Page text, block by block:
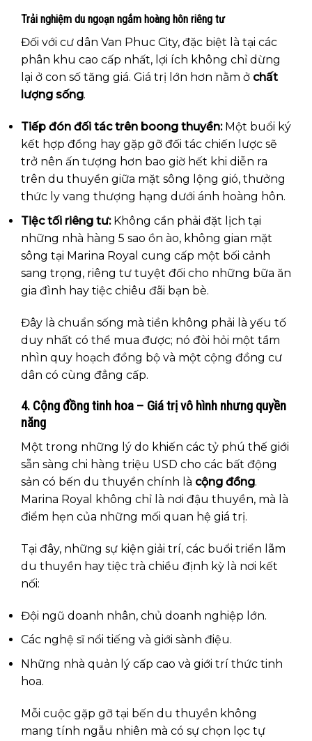
Trải nghiệm du ngoạn ngắm hoàng hôn riêng tư
Đối với cư dân Van Phuc City, đặc biệt là tại các
phân khu cao cấp nhất, lợi ích không chỉ dừng
lại ở con số tăng giá. Giá trị lớn hơn nằm ở chất
lượng sống.
Tiếp đón đối tác trên boong thuyền:Một buổi ký
kết hợp đồng hay gặp gỡ đối tác chiến lược sẽ
trở nên ấn tượng hơn bao giờ hết khi diễn ra
trên du thuyền giữa mặt sông lộng gió, thưởng
thức ly vang thượng hạng dưới ánh hoàng hôn.
Tiệc tối riêng tư:Không cần phải đặt lịch tại
những nhà hàng 5 sao ồn ào, không gian mặt
sông tại Marina Royal cung cấp một bối cảnh
sang trọng, riêng tư tuyệt đối cho những bữa ăn
gia đình hay tiệc chiêu đãi bạn bè.
Đây là chuẩn sống mà tiền không phải là yếu tố
duy nhất có thể mua được; nó đòi hỏi một tầm
nhìn quy hoạch đồng bộ và một cộng đồng cư
dân có cùng đẳng cấp.
4. Cộng đồng tinh hoa – Giá trị vô hình nhưng quyền
năng
Một trong những lý do khiến các tỷ phú thế giới
sẵn sàng chi hàng triệu USD cho các bất động
sản có bến du thuyền chính là cộng đồng.
Marina Royal không chỉ là nơi đậu thuyền, mà là
điểm hẹn của những mối quan hệ giá trị.
Tại đây, những sự kiện giải trí, các buổi triển lãm
du thuyền hay tiệc trà chiều định kỳ là nơi kết
nối:
Đội ngũ doanh nhân, chủ doanh nghiệp lớn.
Các nghệ sĩ nổi tiếng và giới sành điệu.
Những nhà quản lý cấp cao và giới trí thức tinh
hoa.
Mỗi cuộc gặp gỡ tại bến du thuyền không
mang tính ngẫu nhiên mà có sự chọn lọc tự